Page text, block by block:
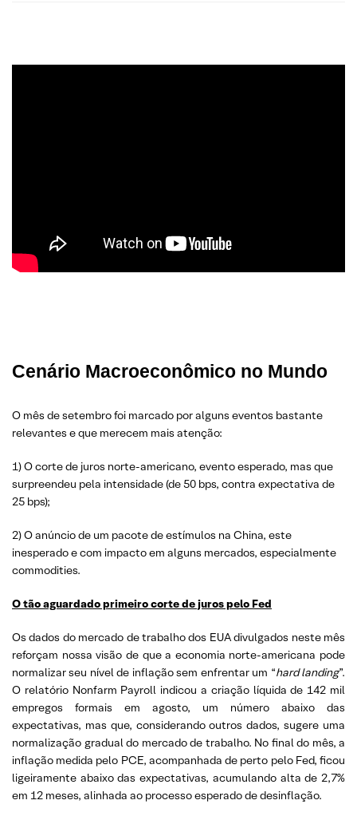
Cenário Macroeconômico no Mundo
O mês de setembro foi marcado por alguns eventos bastante
relevantes e que merecem mais atenção:
1) O corte de juros norte-americano, evento esperado, mas que
surpreendeu pela intensidade (de 50 bps, contra expectativa de
25 bps);
2) O anúncio de um pacote de estímulos na China, este
inesperado e com impacto em alguns mercados, especialmente
commodities.
O tão aguardado primeiro corte de juros pelo Fed
Os dados do mercado de trabalho dos EUA divulgados neste mês
reforçam nossa visão de que a economia norte-americana pode
normalizar seu nível de inflação sem enfrentar um “hard landing”.
O relatório Nonfarm Payroll indicou a criação líquida de 142 mil
empregos formais em agosto, um número abaixo das
expectativas, mas que, considerando outros dados, sugere uma
normalização gradual do mercado de trabalho. No final do mês, a
inflação medida pelo PCE, acompanhada de perto pelo Fed, ficou
ligeiramente abaixo das expectativas, acumulando alta de 2,7%
em 12 meses, alinhada ao processo esperado de desinflação.